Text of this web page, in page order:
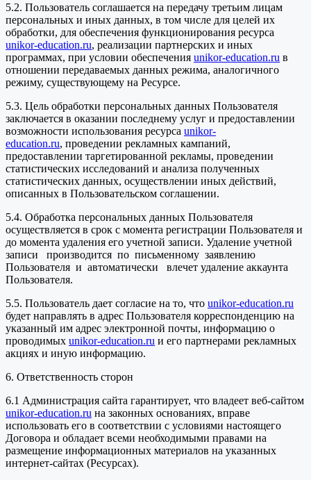
5.2. Пользователь соглашается на передачу третьим лицам
персональных и иных данных, в том числе для целей их
обработки, для обеспечения функционирования ресурса
unikor-education.ru, реализации партнерских и иных
программах, при условии обеспечения unikor-education.ru в
отношении передаваемых данных режима, аналогичного
режиму, существующему на Ресурсе.
5.3. Цель обработки персональных данных Пользователя
заключается в оказании последнему услуг и предоставлении
возможности использования ресурса unikor-
education.ru, проведении рекламных кампаний,
предоставлении таргетированной рекламы, проведении
статистических исследований и анализа полученных
статистических данных, осуществлении иных действий,
описанных в Пользовательском соглашении.
5.4. Обработка персональных данных Пользователя
осуществляется в срок с момента регистрации Пользователя и
до момента удаления его учетной записи. Удаление учетной
записи производится по письменному заявлению
Пользователя и автоматически влечет удаление аккаунта
Пользователя.
5.5. Пользователь дает согласие на то, что unikor-education.ru
будет направлять в адрес Пользователя корреспонденцию на
указанный им адрес электронной почты, информацию о
проводимых unikor-education.ru и его партнерами рекламных
акциях и иную информацию.
6. Ответственность сторон
6.1 Администрация сайта гарантирует, что владеет веб-сайтом
unikor-education.ru на законных основаниях, вправе
использовать его в соответствии с условиями настоящего
Договора и обладает всеми необходимыми правами на
размещение информационных материалов на указанных
интернет-сайтах (Ресурсах).